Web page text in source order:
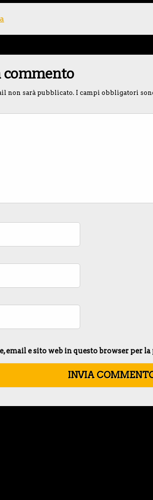
commento
non sarà pubblicato. I campi obbligatori
email e sito web in questo browser per